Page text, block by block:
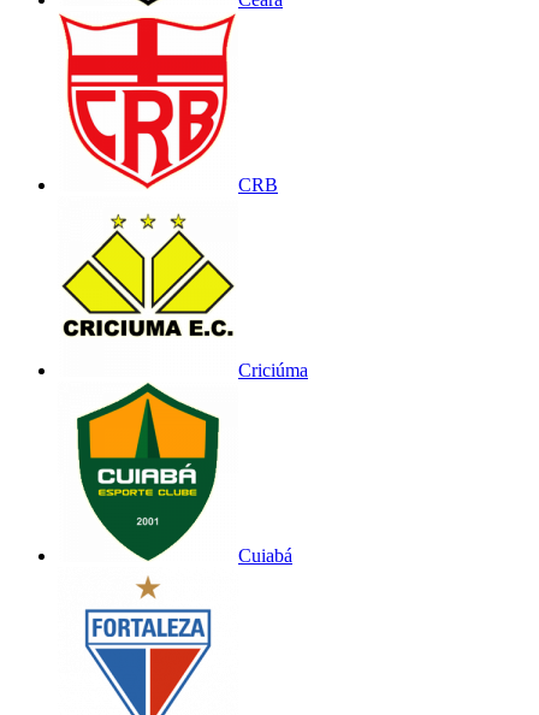
CRB
Criciúma
Cuiabá